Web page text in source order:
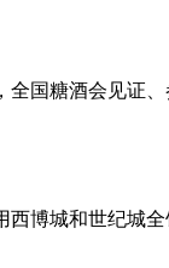
全国糖酒会见证
博城和世纪城